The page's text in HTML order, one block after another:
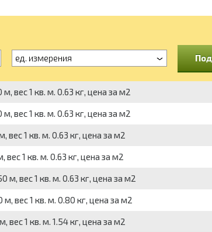
ед. измерения
вес 1 кв. м. 0.63 кг, цена за м2
вес 1 кв. м. 0.63 кг, цена за м2
вес 1 кв. м. 0.63 кг, цена за м2
1 кв. м. 0.63 кг, цена за м2
м, вес 1 кв. м. 0.63 кг, цена за м2
вес 1 кв. м. 0.80 кг, цена за м2
вес 1 кв. м. 1.54 кг, цена за м2